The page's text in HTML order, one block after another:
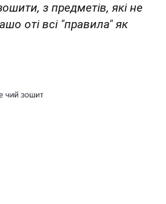
з предметів, які не
оті всі "правила" як